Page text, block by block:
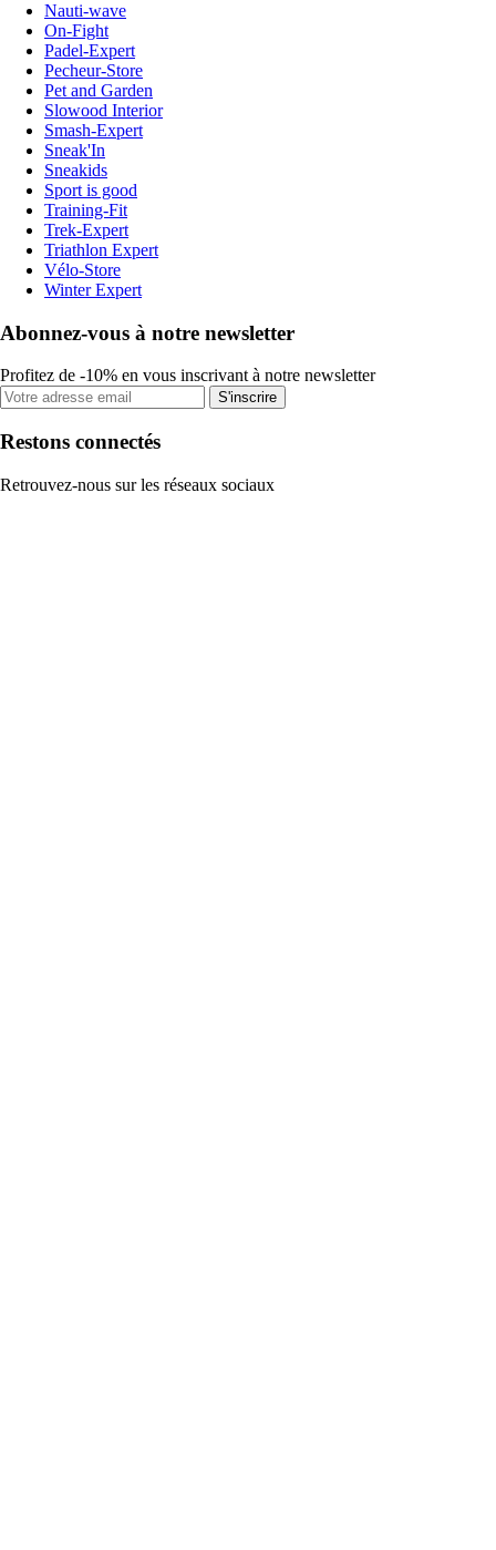
Nauti-wave
On-Fight
Padel-Expert
Pecheur-Store
Pet and Garden
Slowood Interior
Smash-Expert
Sneak'In
Sneakids
Sport is good
Training-Fit
Trek-Expert
Triathlon Expert
Vélo-Store
Winter Expert
Abonnez-vous à notre newsletter
Profitez de -10% en vous inscrivant à notre newsletter
S'inscrire
Restons connectés
Retrouvez-nous sur les réseaux sociaux